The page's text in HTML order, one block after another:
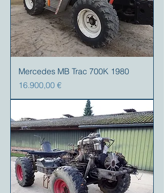
Mercedes MB Trac 700K 1980
Prezzo
16.900,00 €